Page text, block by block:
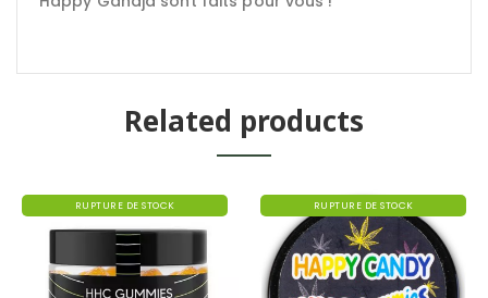
Related products
RUPTURE DE STOCK RUPTURE DE STOCK